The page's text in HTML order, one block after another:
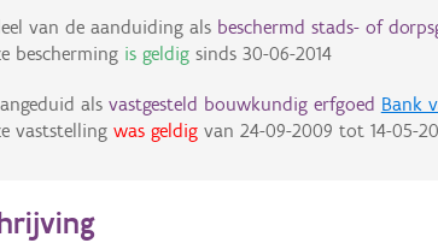
van de aanduiding als beschermd stads- of
bescherming is geldigsinds 30-06-2014
als vastgesteld bouwkundig erfgoed Bank
vaststelling was geldigvan 24-09-2009 tot 14-05-